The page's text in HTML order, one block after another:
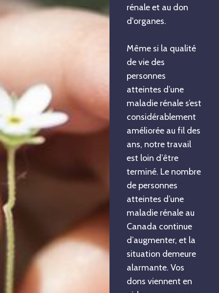
rénale et au don
d'organes.
Même si la qualité
de vie des
personnes
atteintes d’une
maladie rénale s’est
considérablement
améliorée au fil des
ans, notre travail
est loin d’être
terminé. Le nombre
de personnes
atteintes d’une
maladie rénale au
Canada continue
d’augmenter, et la
situation demeure
alarmante. Vos
dons viennent en